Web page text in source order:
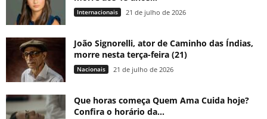
Internacionais 21 de julho de 2026
João Signorelli, ator de Caminho das Índias,
morre nesta terça-feira (21)
Nacionais 21 de julho de 2026
Que horas começa Quem Ama Cuida hoje?
Confira o horário da...